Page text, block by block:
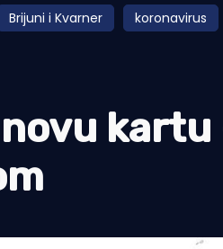
Brijuni i Kvarner koronavirus
novu